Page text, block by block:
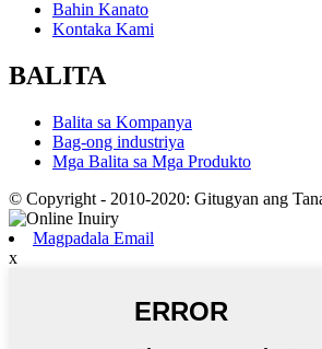
Bahin Kanato
Kontaka Kami
BALITA
Balita sa Kompanya
Bag-ong industriya
Mga Balita sa Mga Produkto
© Copyright - 2010-2020: Gitugyan ang
Magpadala Email
x